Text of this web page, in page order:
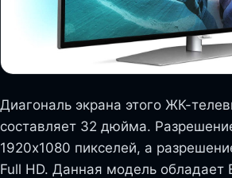
Диагональ экрана этого ЖК-
составляет 32 дюйма.
1920х1080 пикселей, а
Full HD. Данная модель обладает